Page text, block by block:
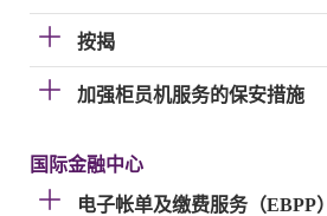
按揭
加强柜员机服务的保安措施
国际金融中心
电子帐单及缴费服务（EBPP）